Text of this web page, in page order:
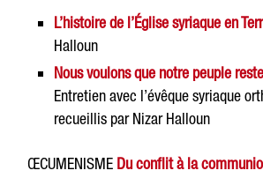
L’histoire de l’Église syriaque en
Halloun
Nous voulons que notre peuple
Entretien avec l’évêque syriaque
recueillis par Nizar Halloun
ŒCUMENISME Du conflit à la